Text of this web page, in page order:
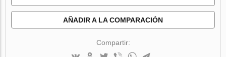
AÑADIR A LA COMPARACIÓN
Compartir: